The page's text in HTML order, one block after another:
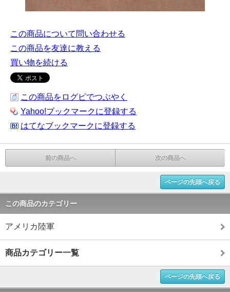
この商品について問い合わせる
この商品を友達に教える
買い物を続ける
この商品をログピでつぶやく
Yahoo!ブックマークに登録する
はてなブックマークに登録する
前の商品へ 次の商品へ
ページの先頭へ戻る
この商品のカテゴリー
アメリカ陸軍
商品カテゴリー一覧
ページの先頭へ戻る